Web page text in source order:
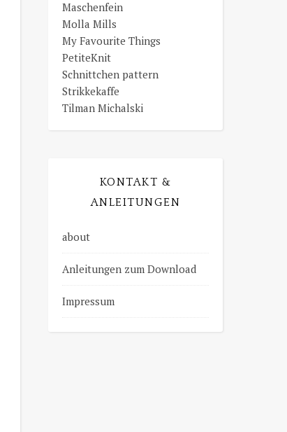
Maschenfein
Molla Mills
My Favourite Things
PetiteKnit
Schnittchen pattern
Strikkekaffe
Tilman Michalski
KONTAKT &
ANLEITUNGEN
about
Anleitungen zum Download
Impressum